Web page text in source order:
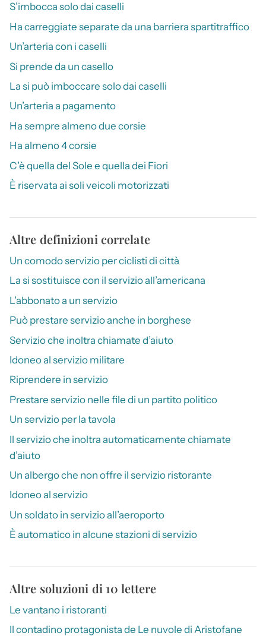
S’imbocca solo dai caselli
Ha carreggiate separate da una barriera spartitraffico
Un’arteria con i caselli
Si prende da un casello
La si può imboccare solo dai caselli
Un’arteria a pagamento
Ha sempre almeno due corsie
Ha almeno 4 corsie
C’è quella del Sole e quella dei Fiori
È riservata ai soli veicoli motorizzati
Altre definizioni correlate
Un comodo servizio per ciclisti di città
La si sostituisce con il servizio all’americana
L’abbonato a un servizio
Può prestare servizio anche in borghese
Servizio che inoltra chiamate d’aiuto
Idoneo al servizio militare
Riprendere in servizio
Prestare servizio nelle file di un partito politico
Un servizio per la tavola
Il servizio che inoltra automaticamente chiamate
d’aiuto
Un albergo che non offre il servizio ristorante
Idoneo al servizio
Un soldato in servizio all’aeroporto
È automatico in alcune stazioni di servizio
Altre soluzioni di 10 lettere
Le vantano i ristoranti
Il contadino protagonista de Le nuvole di Aristofane